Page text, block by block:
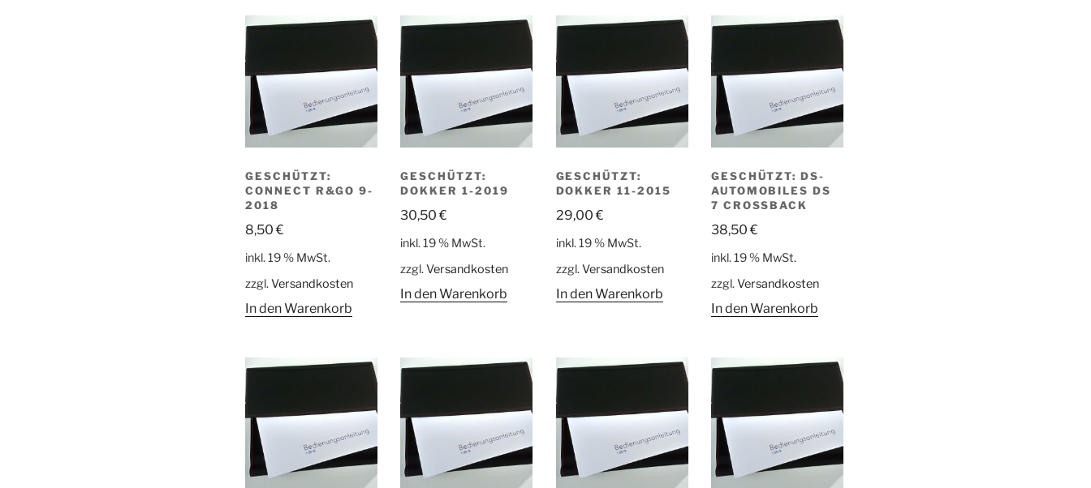
GESCHÜTZT:
CONNECT R&GO 9-
2018
8,50€
inkl. 19 % MwSt.
zzgl.Versandkosten
In den Warenkorb
GESCHÜTZT:
DOKKER 1-2019
30,50€
inkl. 19 % MwSt.
zzgl.Versandkosten
In den Warenkorb
GESCHÜTZT:
DOKKER 11-2015
29,00€
inkl. 19 % MwSt.
zzgl.Versandkosten
In den Warenkorb
GESCHÜTZT: DS-
AUTOMOBILES DS
7 CROSSBACK
38,50€
inkl. 19 % MwSt.
zzgl.Versandkosten
In den Warenkorb